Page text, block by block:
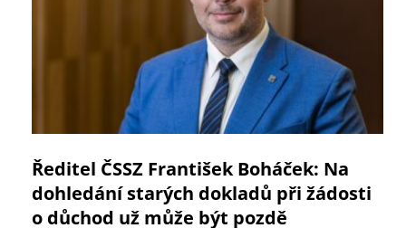
Ředitel ČSSZ František Boháček: Na
dohledání starých dokladů při žádosti
o důchod už může být pozdě